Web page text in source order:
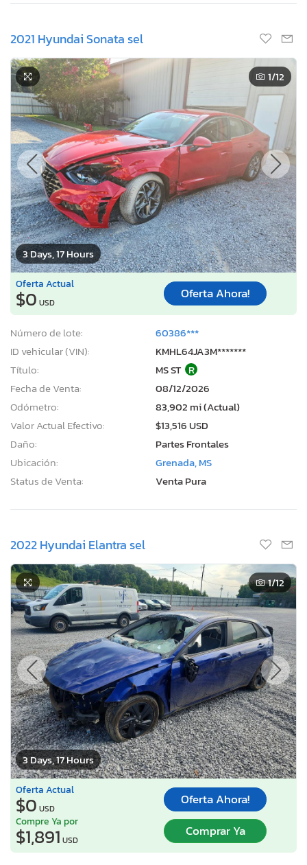
2021 Hyundai Sonata sel
3 Days, 17 Hours
1/12
Oferta Actual
$0 USD
Oferta Ahora!
Número de lote:
60386***
ID vehicular (VIN):
KMHL64JA3M*******
Título:
MS ST R
Fecha de Venta:
08/12/2026
Odómetro:
83,902 mi (Actual)
Valor Actual Efectivo:
$13,516 USD
Daño:
Partes Frontales
Ubicación:
Grenada, MS
Status de Venta:
Venta Pura
2022 Hyundai Elantra sel
3 Days, 17 Hours
1/12
Oferta Actual
$0 USD
Oferta Ahora!
Compre Ya por
$1,891 USD
Comprar Ya